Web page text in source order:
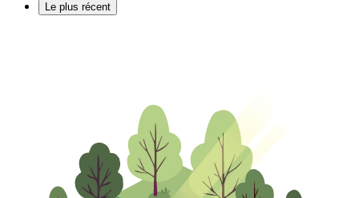
Le plus récent